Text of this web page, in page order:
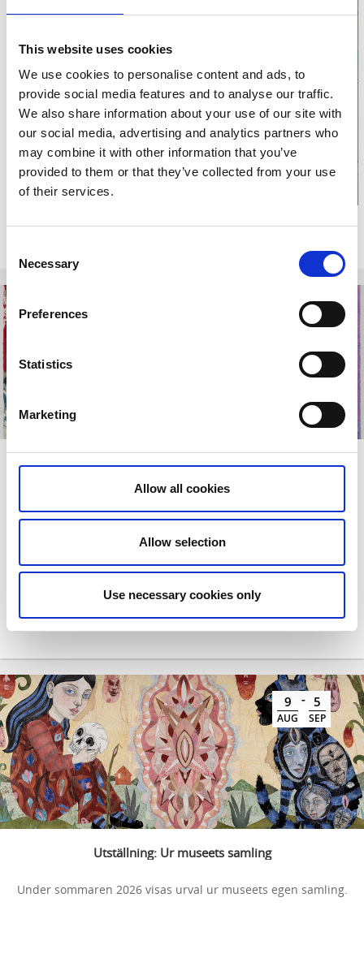
This website uses cookies
We use cookies to personalise content and ads, to
provide social media features and to analyse our traffic.
We also share information about your use of our site with
our social media, advertising and analytics partners who
may combine it with other information that you’ve
provided to them or that they’ve collected from your use
of their services.
Selection
Necessary
Preferences
Statistics
Marketing
Allow all cookies
Allow selection
Use necessary cookies only
Klicka för karta och
öppettider
- 5
SEP
Utställning: Asger Jorn & Per Kirkeby
betydelsefulla konstnärer.
9
AUG
- 5
SEP
Utställning: Ur museets samling
Under sommaren 2026 visas urval ur museets egen samling.